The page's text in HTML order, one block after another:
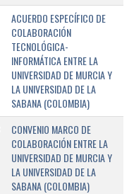
ACUERDO ESPECÍFICO DE
COLABORACIÓN
TECNOLÓGICA-
INFORMÁTICA ENTRE LA
UNIVERSIDAD DE MURCIA Y
LA UNIVERSIDAD DE LA
SABANA (COLOMBIA)
CONVENIO MARCO DE
COLABORACIÓN ENTRE LA
UNIVERSIDAD DE MURCIA Y
LA UNIVERSIDAD DE LA
SABANA (COLOMBIA)